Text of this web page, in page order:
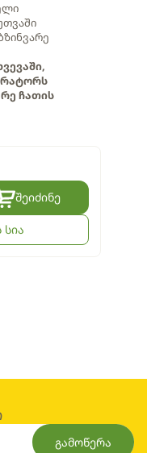
ჩათის
შეიძინე
გამოწერა